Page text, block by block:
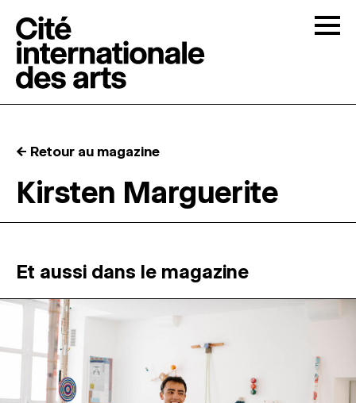
RÉSIDENCES ↓
ATELIERS OUVERTS
PROGRAMMATION
MAGAZINE
← Retour au magazine
Kirsten Marguerite
Et aussi dans le magazine